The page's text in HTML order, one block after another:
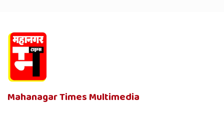
Mahanagar Times Multimedia